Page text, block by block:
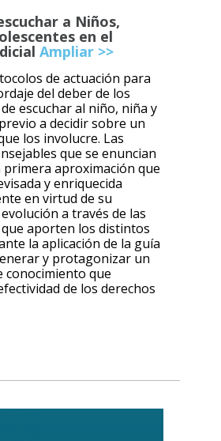
a Niños,
en el
Ampliar >>
de actuación para
del deber de los
escuchar al niño, niña y
a decidir sobre un
los involucre. Las
que se enuncian
aproximación que
y enriquecida
en virtud de su
a través de las
aporten los distintos
la aplicación de la guía
y protagonizar un
conocimiento que
de los derechos